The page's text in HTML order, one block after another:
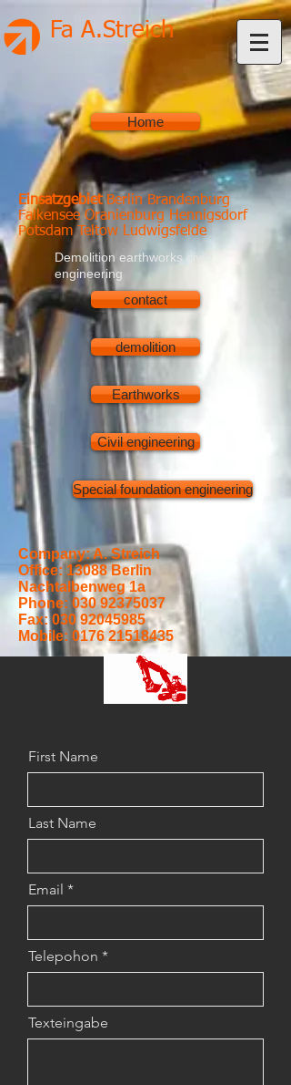
Fa A.Streich
Home
EinsatzgebietBerlin Brandenburg
Falkensee Oranienburg Hennigsdorf
Potsdam Teltow Ludwigsfelde
Demolition earthworks civil
engineering
contact
demolition
Earthworks
Civil engineering
Special foundation engineering
Company: A. Streich
Office: 13088 Berlin
Nachtalbenweg 1a
Phone: 030 92375037
Fax:030 92045985
Mobile: 0176 21518435
First Name
Last Name
Email
Telepohon
Texteingabe